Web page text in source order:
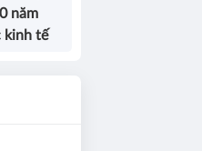
năm
kinh tế